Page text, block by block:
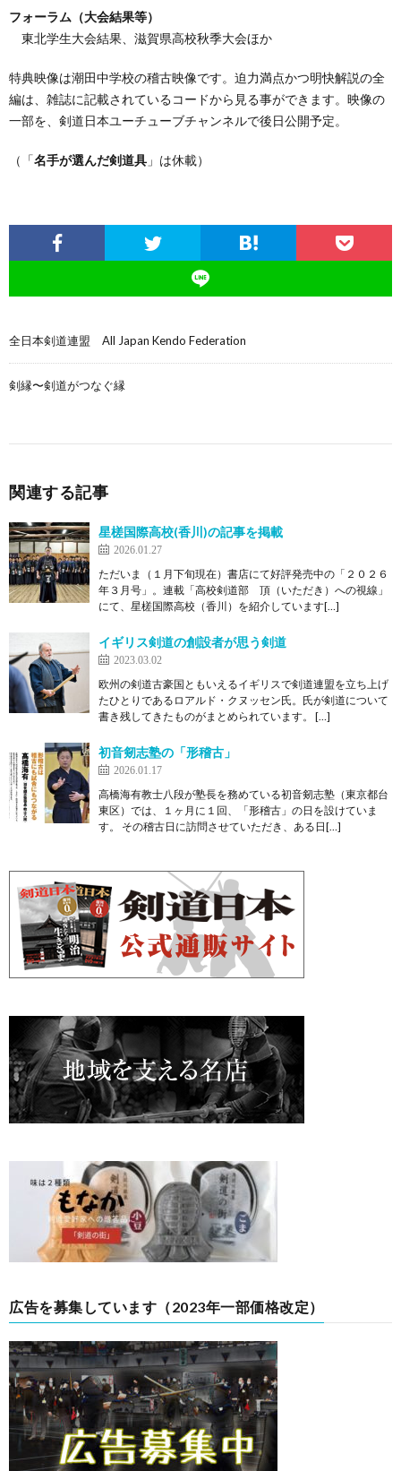
フォーラム（大会結果等）
東北学生大会結果、滋賀県高校秋季大会ほか
特典映像は潮田中学校の稽古映像です。迫力満点かつ明快解説の全
編は、雑誌に記載されているコードから見る事ができます。映像の
一部を、剣道日本ユーチューブチャンネルで後日公開予定。
（「名手が選んだ剣道具 」は休載）
全日本剣道連盟 All Japan Kendo Federation
剣縁〜剣道がつなぐ縁
関連する記事
星槎国際高校(香川)の記事を掲載
2026.01.27
ただいま（１月下旬現在）書店にて好評発売中の「２０２６
年３月号」。連載「高校剣道部 頂（いただき）への視線」
にて、星槎国際高校（香川）を紹介しています[…]
イギリス剣道の創設者が思う剣道
2023.03.02
欧州の剣道古豪国ともいえるイギリスで剣道連盟を立ち上げ
たひとりであるロアルド・クヌッセン氏。氏が剣道について
書き残してきたものがまとめられています。 […]
初音剱志塾の「形稽古」
2026.01.17
高橋海有教士八段が塾長を務めている初音剱志塾（東京都台
東区）では、１ヶ月に１回、「形稽古」の日を設けていま
す。 その稽古日に訪問させていただき、ある日[…]
広告を募集しています（2023年一部価格改定）